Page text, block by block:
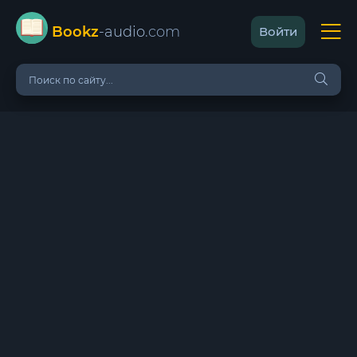
Bookz-audio.com Войти